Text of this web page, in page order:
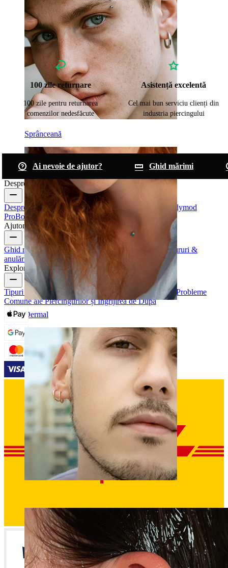
Sprânceană
Dermal
100 zile returnare
100 zile pentru returnarea
comenzilor nedesfăcute
Asistență excelentă
Cel mai bun serviciu clienți din
industria piercingului
Ai nevoie de ajutor?
Ghid mărimi
Despre Bodymod
Despre noi BlogTermeni & condiții Contactează-ne
Bodymod
ProBodymod CreatorsReview-uri Bodymod
Ajutor & info
Ghid mărimiUrmărește comanda Informații livrare
Retururi &
anulări
Plată Contul meu Bodymod support
Explorează
Tipuri de Bijuterii PiercingMateriale Bijuterii Piercing Probleme
Comune ale Piercingurilor și Îngrijirea de După